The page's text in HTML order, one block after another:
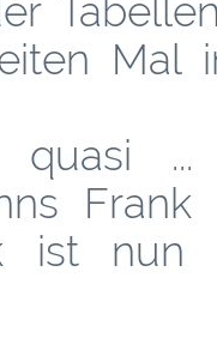
Mal
quasi
ist nun